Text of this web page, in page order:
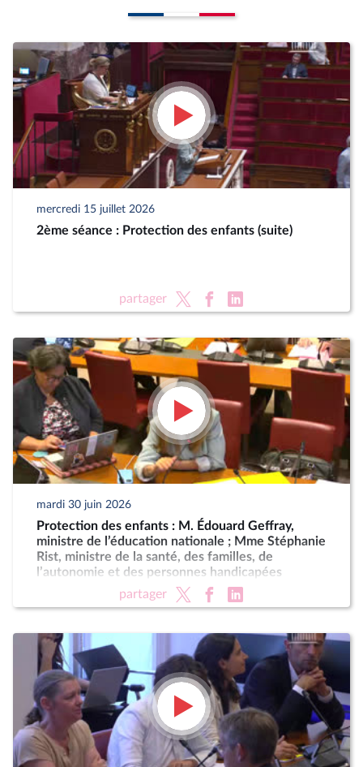
mercredi 15 juillet 2026
2ème séance : Protection des enfants (suite)
partager
mardi 30 juin 2026
Protection des enfants : M. Édouard Geffray,
ministre de l’éducation nationale ; Mme Stéphanie
Rist, ministre de la santé, des familles, de
l’autonomie et des personnes handicapées
partager